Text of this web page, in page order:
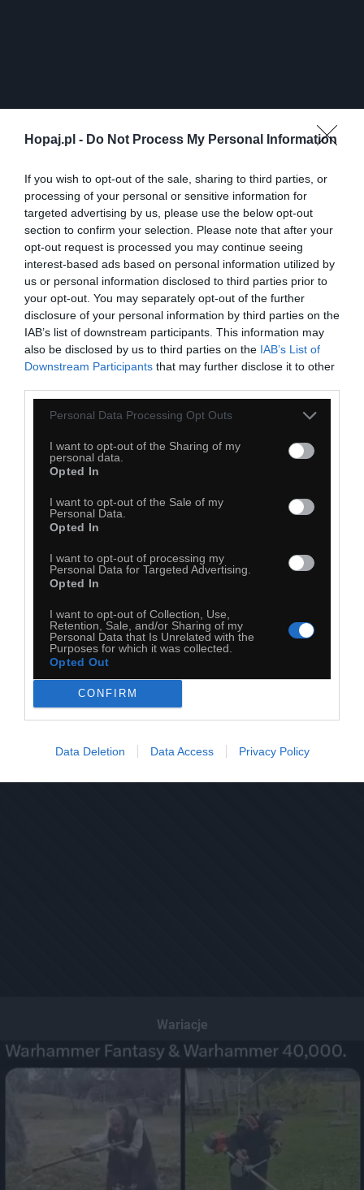
Hopaj.pl - Do Not Process My Personal Information
If you wish to opt-out of the sale, sharing to third parties, or
processing of your personal or sensitive information for
targeted advertising by us, please use the below opt-out
section to confirm your selection. Please note that after your
opt-out request is processed you may continue seeing
interest-based ads based on personal information utilized by
us or personal information disclosed to third parties prior to
your opt-out. You may separately opt-out of the further
disclosure of your personal information by third parties on the
IAB’s list of downstream participants. This information may
also be disclosed by us to third parties on the IAB’s List of
Downstream Participants that may further disclose it to other
Personal Data Processing Opt Outs
I want to opt-out of the Sharing of my
personal data.
Opted In
I want to opt-out of the Sale of my
Personal Data.
Opted In
I want to opt-out of processing my
Personal Data for Targeted Advertising.
Opted In
I want to opt-out of Collection, Use,
Retention, Sale, and/or Sharing of my
Personal Data that Is Unrelated with the
Purposes for which it was collected.
Opted Out
CONFIRM
Data Deletion Data Access Privacy Policy
Kopiuj link
Komentuj Dodaj do ulubionych Dodaj do przyjaciół
Co jest
Komentuj Dodaj do przyjaciół
Wariacje